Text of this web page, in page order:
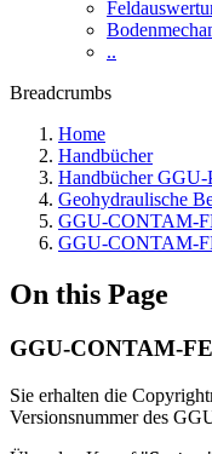
..
Breadcrumbs
Home
Handbücher
Handbücher GGU-
Geohydraulische
GGU-CONTAM-
GGU-CONTAM-
On this Page
GGU-CONTAM-
Sie erhalten die
Versionsnummer des